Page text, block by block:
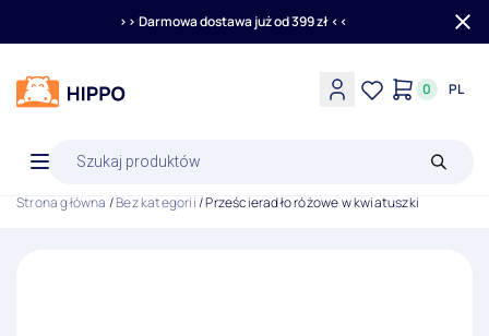
>> Darmowa dostawa już od 399 zł <<
0 PL
produktów
Strona główna /Bez kategorii/ Prześcieradło różowe w kwiatuszki